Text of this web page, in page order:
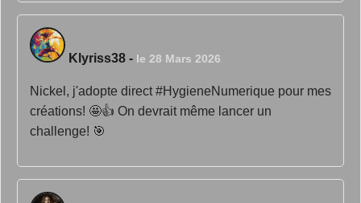
Klyriss38 - le 28 Mars 2026
Nickel, j'adopte direct #HygieneNumerique pour mes
créations! 🤩👍 On devrait même lancer un
challenge! 🎯